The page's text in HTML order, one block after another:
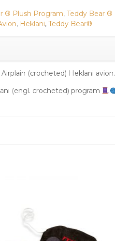
® Plush Program, Teddy Bear ®
, Heklani, Teddy Bear®
(crocheted) Heklani avion.
(engl. crocheted) program